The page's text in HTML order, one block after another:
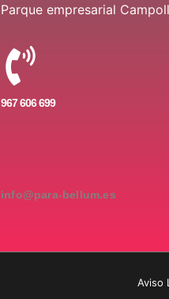
Parque empresarial
967 606 699
info@para-bellum.es
Aviso